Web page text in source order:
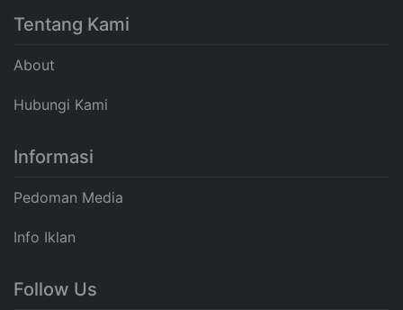
Tentang Kami
About
Hubungi Kami
Informasi
Pedoman Media
Info Iklan
Follow Us